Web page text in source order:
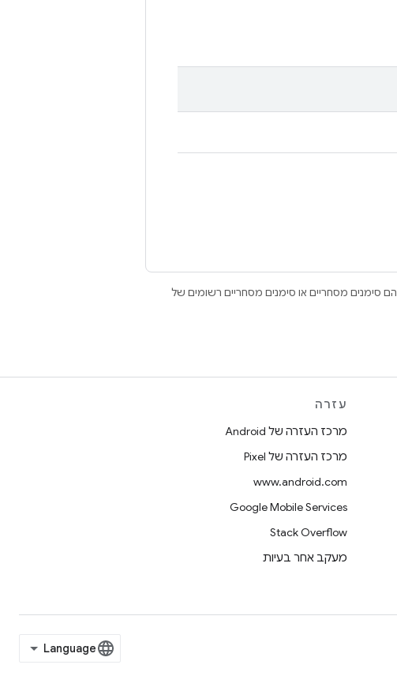
.‏ Java ו-OpenJDK הם סימנים מסחריים או סימנים מסחריים רשומים של
עזרה
מרכז העזרה של Android
מרכז העזרה של Pixel
www.android.com
Google Mobile Services
Stack Overflow
מעקב אחר בעיות